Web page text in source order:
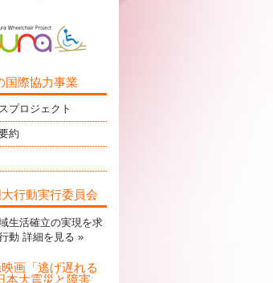
国際協力事業
プロジェクト
約
行動実行委員会
生活確立の実現を求
動 詳細を見る »
画「逃げ遅れる
本大震災と障害